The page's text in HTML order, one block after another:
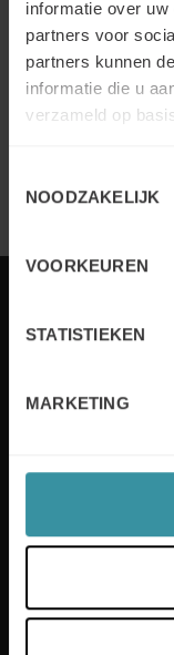
informatie over
partners voor
partners kunnen
informatie die u
verzameld op
NOODZAKELIJK
VOORKEUREN
STATISTIEKEN
MARKETING
de
En
année,
permet à des
pays
matière de